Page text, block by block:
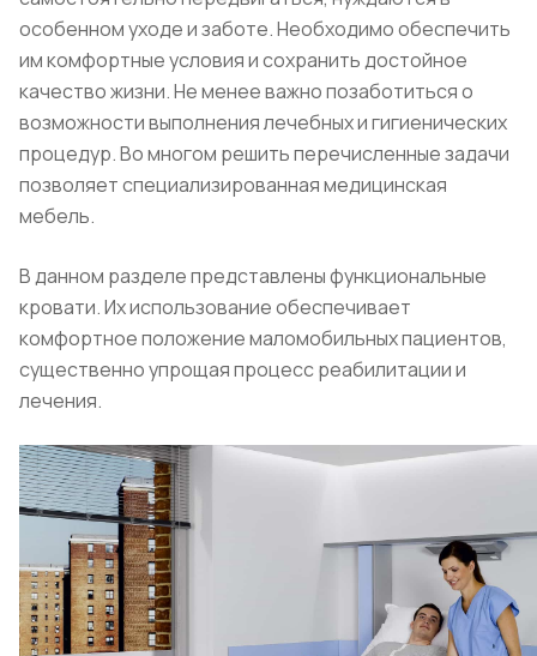
особенном уходе и заботе. Необходимо обеспечить
им комфортные условия и сохранить достойное
качество жизни. Не менее важно позаботиться о
возможности выполнения лечебных и гигиенических
процедур. Во многом решить перечисленные задачи
позволяет специализированная медицинская
мебель.
В данном разделе представлены функциональные
кровати. Их использование обеспечивает
комфортное положение маломобильных пациентов,
существенно упрощая процесс реабилитации и
лечения.